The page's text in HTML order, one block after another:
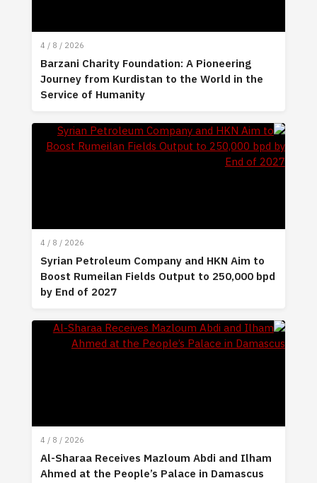
4 / 8 / 2026
Barzani Charity Foundation: A Pioneering
Journey from Kurdistan to the World in the
Service of Humanity
4 / 8 / 2026
Syrian Petroleum Company and HKN Aim to
Boost Rumeilan Fields Output to 250,000 bpd
by End of 2027
4 / 8 / 2026
Al-Sharaa Receives Mazloum Abdi and Ilham
Ahmed at the People’s Palace in Damascus